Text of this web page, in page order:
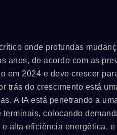
onde profundas
anos, de acordo com as
em 2024 e deve crescer
trás do crescimento está
A IA está penetrando a
colocando
alta eficiência energética, e